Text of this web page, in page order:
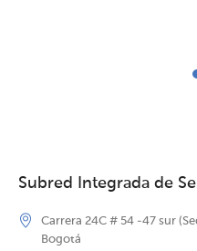
Subred Integrada de
Carrera 24C # 54 -47 sur
Bogotá